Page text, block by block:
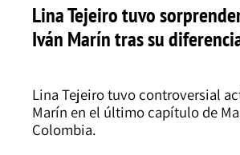
Lina Tejeiro tuvo
Iván Marín tras su
Lina Tejeiro tuvo controversial
Marín en el último capítulo de
Colombia.